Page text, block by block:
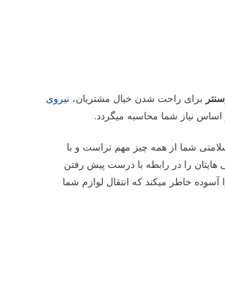
برای راحت شدن خیال مشتریان، نیروی
نیاز شما محاسبه میگردد.
شما از همه چیز مهم تراست و با
را در رابطه با درست پیش رفتن
آسوده خاطر میکند که انتقال لوازم شما